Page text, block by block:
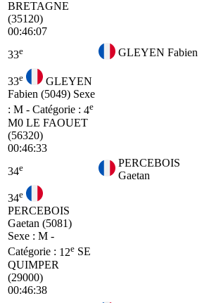
BRETAGNE
(35120)
00:46:07
33e GLEYEN Fabien
33e
GLEYEN
Fabien (5049) Sexe
: M - Catégorie : 4e
M0 LE FAOUET
(56320)
00:46:33
34e
PERCEBOIS
Gaetan
34e
PERCEBOIS
Gaetan (5081)
Sexe : M -
Catégorie : 12e SE
QUIMPER
(29000)
00:46:38